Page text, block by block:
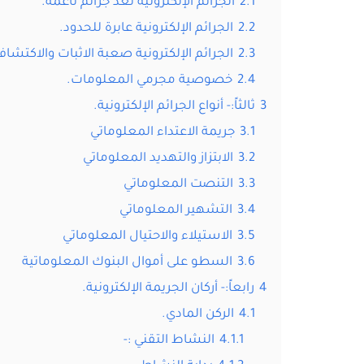
2.1 الجرائم الإلكترونية تعد جرائم ناعمة.
2.2 الجرائم الإلكترونية عابرة للحدود.
2.3 الجرائم الإلكترونية صعبة الاثبات
2.4 خصوصية مجرمي المعلومات.
3 ثالثاً:- أنواع الجرائم الإلكترونية.
3.1 جريمة الاعتداء المعلوماتي
3.2 الابتزاز والتهديد المعلوماتي
3.3 التنصت المعلوماتي
3.4 التشهير المعلوماتي
3.5 الاستيلاء والاحتيال المعلوماتي
3.6 السطو على أموال البنوك المعلوماتية
4 رابعاً:- أركان الجريمة الإلكترونية.
4.1 الركن المادي.
4.1.1 النشاط التقني :-